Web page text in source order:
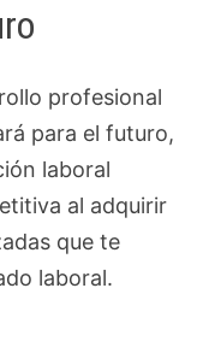
profesional
para el futuro,
laboral
al adquirir
que te
laboral.